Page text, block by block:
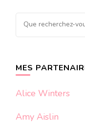
Vous
recherchiez
MES
Alice Winters
Amy Aislin